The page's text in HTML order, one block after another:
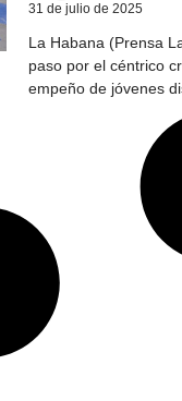
31 de julio de 2025
La Habana (Prensa
paso por el céntrico
empeño de jóvenes